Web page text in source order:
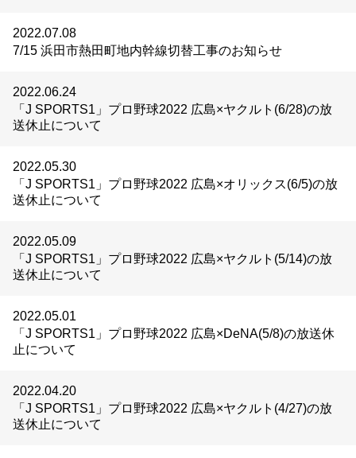
2022.07.08
7/15 浜田市熱田町地内幹線切替工事のお知らせ
2022.06.24
「J SPORTS1」プロ野球2022 広島×ヤクルト(6/28)の放
送休止について
2022.05.30
「J SPORTS1」プロ野球2022 広島×オリックス(6/5)の放
送休止について
2022.05.09
「J SPORTS1」プロ野球2022 広島×ヤクルト(5/14)の放
送休止について
2022.05.01
「J SPORTS1」プロ野球2022 広島×DeNA(5/8)の放送休
止について
2022.04.20
「J SPORTS1」プロ野球2022 広島×ヤクルト(4/27)の放
送休止について